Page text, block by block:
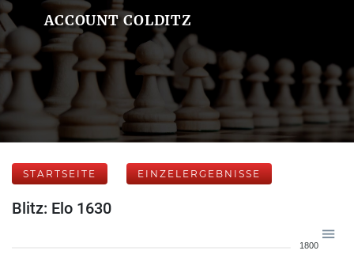
ACCOUNT COLDITZ
STARTSEITE EINZELERGEBNISSE
Blitz: Elo 1630
1800